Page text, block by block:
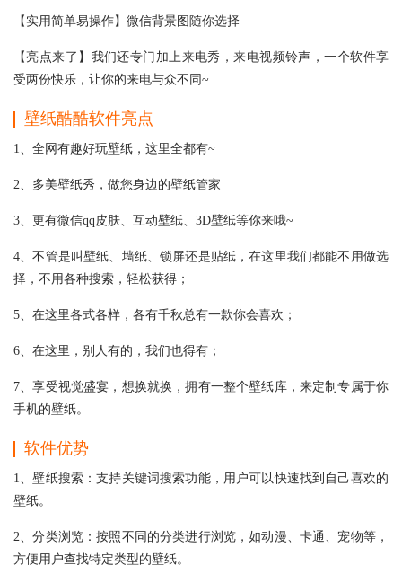
【实用简单易操作】微信背景图随你选择
【亮点来了】我们还专门加上来电秀，来电视频铃声，一个软件享
受两份快乐，让你的来电与众不同~
壁纸酷酷软件亮点
1、全网有趣好玩壁纸，这里全都有~
2、多美壁纸秀，做您身边的壁纸管家
3、更有微信qq皮肤、互动壁纸、3D壁纸等你来哦~
4、不管是叫壁纸、墙纸、锁屏还是贴纸，在这里我们都能不用做选
择，不用各种搜索，轻松获得；
5、在这里各式各样，各有千秋总有一款你会喜欢；
6、在这里，别人有的，我们也得有；
7、享受视觉盛宴，想换就换，拥有一整个壁纸库，来定制专属于你
手机的壁纸。
软件优势
1、壁纸搜索：支持关键词搜索功能，用户可以快速找到自己喜欢的
壁纸。
2、分类浏览：按照不同的分类进行浏览，如动漫、卡通、宠物等，
方便用户查找特定类型的壁纸。